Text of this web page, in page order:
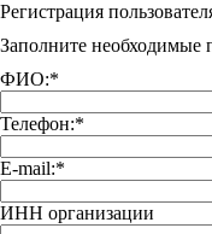
Регистрация
Заполните необходимые
ФИО:*
Телефон:*
E-mail:*
ИНН организации